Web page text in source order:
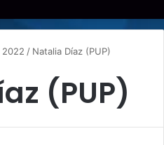
2022 / Natalia Díaz (PUP)
(PUP)